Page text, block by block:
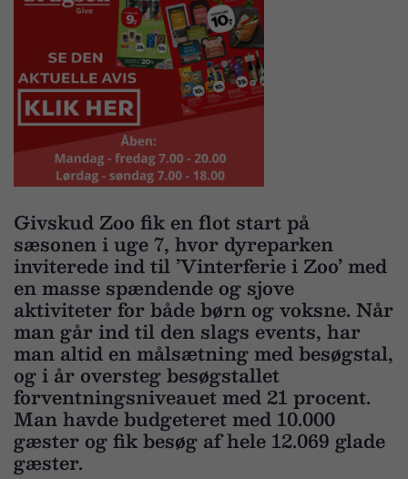
Givskud Zoo fik en flot start på
sæsonen i uge 7, hvor dyreparken
inviterede ind til ’Vinterferie i Zoo’ med
en masse spændende og sjove
aktiviteter for både børn og voksne. Når
man går ind til den slags events, har
man altid en målsætning med besøgstal,
og i år oversteg besøgstallet
forventningsniveauet med 21 procent.
Man havde budgeteret med 10.000
gæster og fik besøg af hele 12.069 glade
gæster.